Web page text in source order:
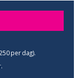
per dag).